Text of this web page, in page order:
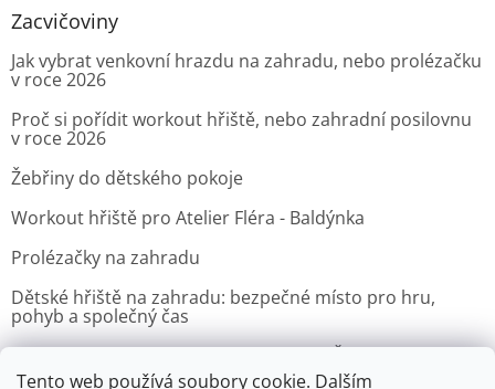
Tento web používá soubory cookie. Dalším
Zacvičoviny
Jak vybrat venkovní hrazdu na zahradu, nebo prolézačku
v roce 2026
Proč si pořídit workout hřiště, nebo zahradní posilovnu
v roce 2026
Žebřiny do dětského pokoje
Workout hřiště pro Atelier Fléra - Baldýnka
Prolézačky na zahradu
Dětské hřiště na zahradu: bezpečné místo pro hru,
pohyb a společný čas
Venkovní posilovna pro Velvyslanectví Čínské lidové
republiky v Praze